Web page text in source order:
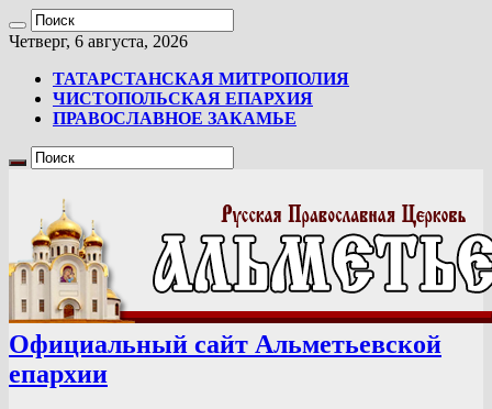
Четверг, 6 августа, 2026
ТАТАРСТАНСКАЯ МИТРОПОЛИЯ
ЧИСТОПОЛЬСКАЯ ЕПАРХИЯ
ПРАВОСЛАВНОЕ ЗАКАМЬЕ
Официальный сайт Альметьевской
епархии